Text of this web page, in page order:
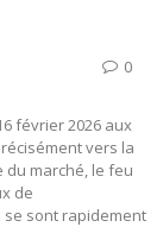
0
février 2026 aux
vers la
du marché, le feu
de
se sont rapidement